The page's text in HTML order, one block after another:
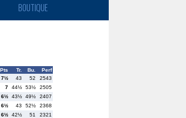
BOUTIQUE
Pts Tr. Bu.
Perf
7½ 43 52
2543
7 44½ 53½
2505
6½ 43½ 49½
2407
6½ 43 52½
2368
6½ 42½ 51
2321